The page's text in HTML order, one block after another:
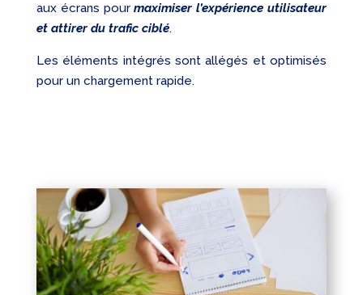
aux écrans pourmaximiser l’expérience utilisateur
et attirer du trafic ciblé.
Les éléments intégrés sont allégés et optimisés
pour un chargement rapide.